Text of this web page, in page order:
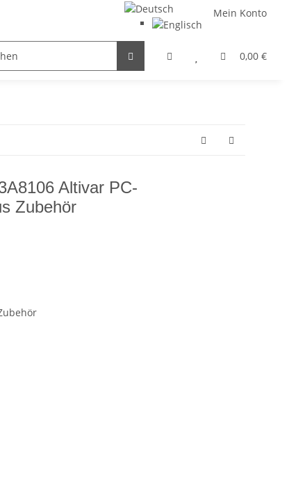
Mein Konto
0,00 €
/ DROSSEL GETRIEBEMOTOREN HYDRAULIK
Altivar PC-
Zubehör